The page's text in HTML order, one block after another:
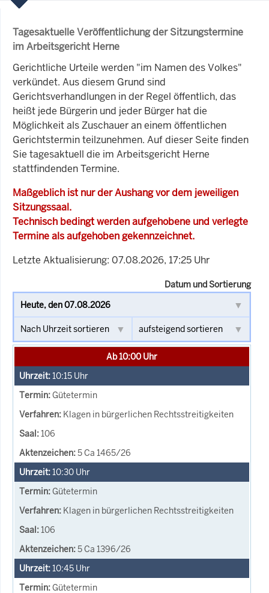
Tagesaktuelle Veröffentlichung der Sitzungstermine
im Arbeitsgericht Herne
Gerichtliche Urteile werden "im Namen des Volkes"
verkündet. Aus diesem Grund sind
Gerichtsverhandlungen in der Regel öffentlich, das
heißt jede Bürgerin und jeder Bürger hat die
Möglichkeit als Zuschauer an einem öffentlichen
Gerichtstermin teilzunehmen. Auf dieser Seite finden
Sie tagesaktuell die im Arbeitsgericht Herne
stattfindenden Termine.
Maßgeblich ist nur der Aushang vor dem jeweiligen
Sitzungssaal.
Technisch bedingt werden aufgehobene und verlegte
Termine als aufgehoben gekennzeichnet.
Letzte Aktualisierung: 07.08.2026, 17:25 Uhr
Datum und Sortierung
Ab 10:00 Uhr
10:15 Uhr
Gütetermin
Klagen in bürgerlichen Rechtsstreitigkeiten
106
5 Ca 1465/26
10:30 Uhr
Gütetermin
Klagen in bürgerlichen Rechtsstreitigkeiten
106
5 Ca 1396/26
10:45 Uhr
Gütetermin